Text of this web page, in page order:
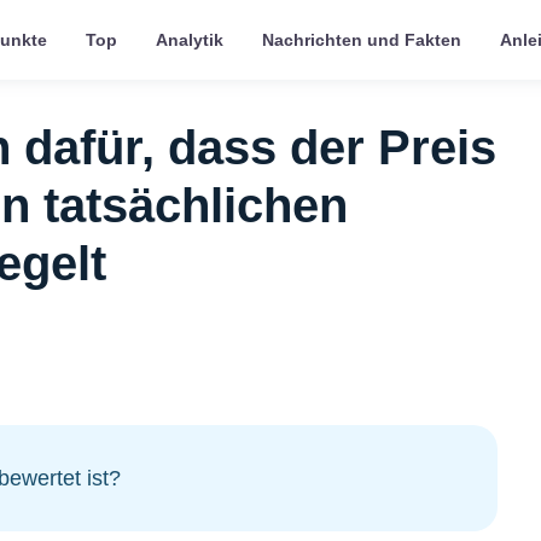
Top Analytik Nachrichten und Fakten
dafür, dass der Preis
tatsächlichen
ist?